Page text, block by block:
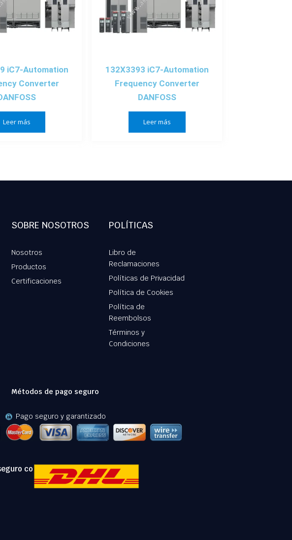
iC7-Automation
Converter
Leer más
132X3393 iC7-Automation
Frequency Converter
DANFOSS
Leer más
SOBRE NOSOTROS
Nosotros
Productos
Certificaciones
POLÍTICAS
Libro de
Reclamaciones
Políticas de Privacidad
Política de Cookies
Política de
Reembolsos
Términos y
Condiciones
Métodos de pago seguro
Pago seguro y garantizado
con: